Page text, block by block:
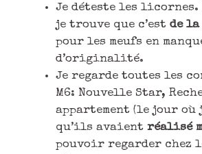
Je déteste les
je trouve que c’est de la
pour les meufs en
d’originalité.
Je regarde toutes les
M6: Nouvelle Star,
appartement (le jour où
qu’ils avaient réalisé
pouvoir regarder chez